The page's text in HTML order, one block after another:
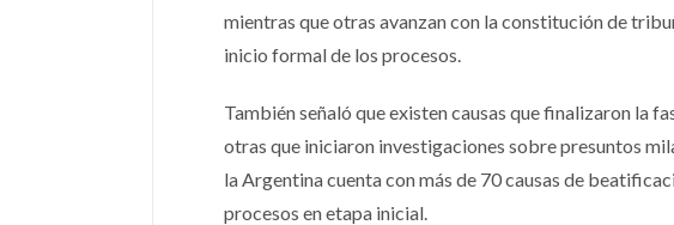
mientras que otras avanzan con la constitución de
inicio formal de los procesos.
También señaló que existen causas que finalizaron la
otras que iniciaron investigaciones sobre presuntos
la Argentina cuenta con más de 70 causas de
procesos en etapa inicial.